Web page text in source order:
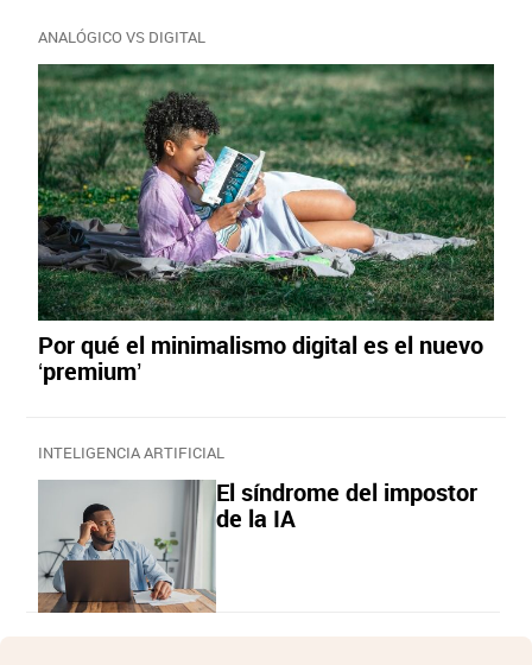
ANALÓGICO VS DIGITAL
Por qué el minimalismo digital es el nuevo
‘premium’
INTELIGENCIA ARTIFICIAL
El síndrome del impostor
de la IA